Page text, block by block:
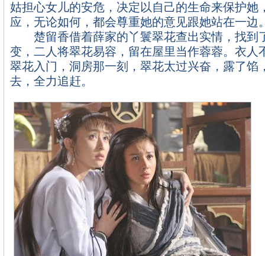
姑担心女儿的安危，决定以自己的生命来保护她
应，无论如何，都会尊重她的意见跟她站在一边
楚留香借着薛家的丫鬟翠花查出实情，找到
变，二人将翠花易容，留在屋里当作蓉蓉。衣人
翠花入门，洞房那一刻，翠花太过兴奋，露了馅
去，全力追赶。